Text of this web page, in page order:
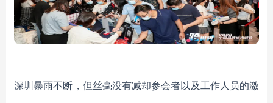
深圳暴雨不断，但丝毫没有减却参会者以及工作人员的激